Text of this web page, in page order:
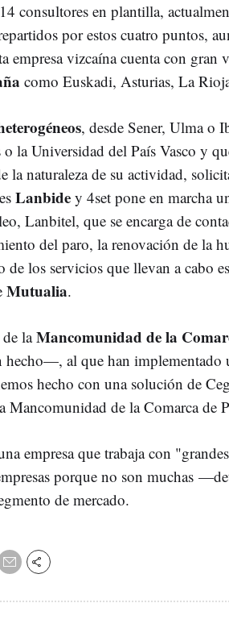
consultores en plantilla,
por estos cuatro puntos,
empresa vizcaína cuenta con gran
como Euskadi, Asturias, La
, desde Sener, Ulma o
o la Universidad del País Vasco y
la naturaleza de su actividad,
Lanbide y 4set pone en marcha
Lanbitel, que se encarga de
del paro, la renovación de la
los servicios que llevan a cabo
Mutualia.
laMancomunidad de la
hecho—, al que han implementado
hecho con una solución de
Mancomunidad de la Comarca de
empresa que trabaja con
porque no son muchas
de mercado.